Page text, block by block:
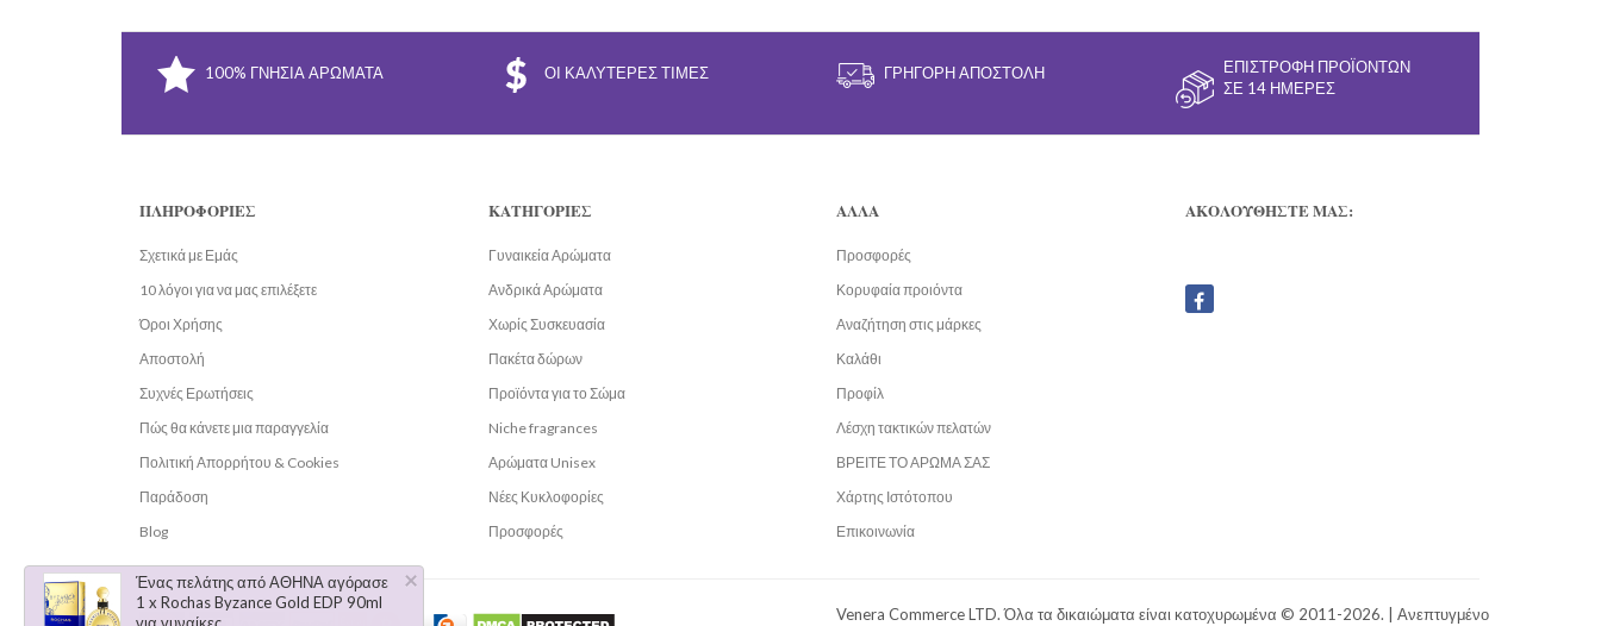
100% ΓΝΉΣΙΑ ΑΡΏΜΑΤΑ ΟΙ ΚΑΛΎΤΕΡΕΣ ΤΙΜΈΣ ΓΡΉΓΟΡΗ ΑΠΟΣΤΟΛΉ
ΕΠΙΣΤΡΟΦΉ ΠΡΟΪΌΝΤΩΝ
ΣΕ 14 ΗΜΈΡΕΣ
ΠΛΗΡΟΦΟΡΊΕΣ
Σχετικά με Εμάς
10 λόγοι για να μας επιλέξετε
Όροι Χρήσης
Αποστολή
Συχνές Ερωτήσεις
Πώς θα κάνετε μια παραγγελία
Πολιτική Απορρήτου & Cookies
Παράδοση
Blog
ΚΑΤΗΓΟΡΙΕΣ
Γυναικεία Αρώματα
Ανδρικά Αρώματα
Χωρίς Συσκευασία
Πακέτα δώρων
Προϊόντα για το Σώμα
Niche fragrances
Αρώματα Unisex
Νέες Κυκλοφορίες
Προσφορές
ΑΛΛΑ
Προσφορές
Κορυφαία προιόντα
Αναζήτηση στις μάρκες
Καλάθι
Προφίλ
Λέσχη τακτικών πελατών
ΒΡΕΙΤΕ ΤΟ ΑΡΩΜΑ ΣΑΣ
Χάρτης Ιστότοπου
Επικοινωνία
ΑΚΟΛΟΥΘΗΣΤΕ ΜΑΣ:
Venera Commerce LTD. Όλα τα δικαιώματα είναι κατοχυρωμένα © 2011-2026. | Ανεπτυγμένο
×
Ένας πελάτης από ΑΘΗΝΑ αγόρασε
1 x Rochas Byzance Gold EDP 90ml